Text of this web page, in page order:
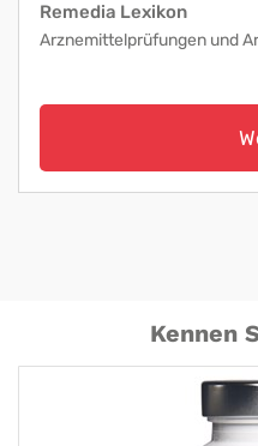
Remedia Lexikon
Arznemittelprüfungen und
Kennen